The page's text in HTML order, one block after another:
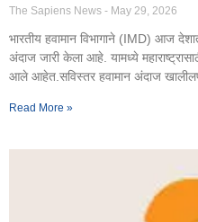
The Sapiens News May 29, 2026
भारतीय हवामान विभागाने (IMD) आज
अंदाज जारी केला आहे. यामध्ये
आले आहेत.सविस्तर हवामान अंदाज
Read More »